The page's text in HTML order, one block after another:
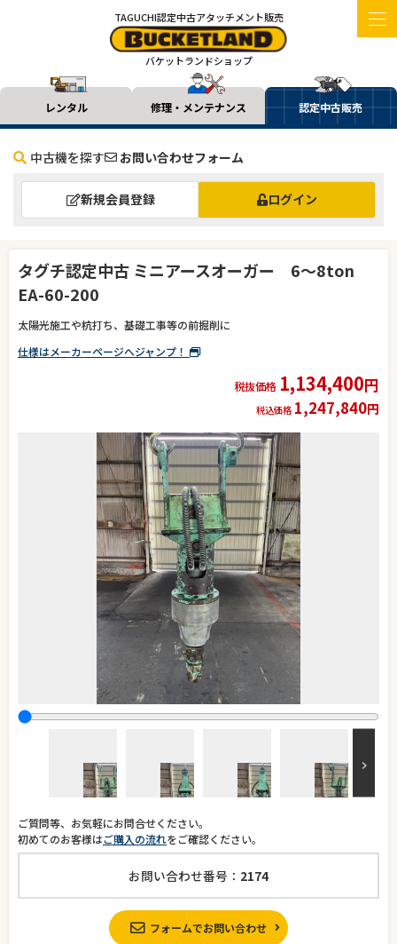
TAGUCHI認定中古アタッチメント販売
バケットランドショップ
レンタル 修理・メンテナンス 認定中古販売
中古機を探す お問い合わせフォーム
新規会員登録 ログイン
タグチ認定中古 ミニアースオーガー 6～8ton
EA-60-200
太陽光施工や杭打ち、基礎工事等の前掘削に
仕様はメーカーページへジャンプ！
税抜価格 1,134,400円
税込価格 1,247,840円
ご質問等、お気軽にお問合せください。
初めてのお客様はご購入の流れをご確認ください。
お問い合わせ番号： 2174
フォームでお問い合わせ